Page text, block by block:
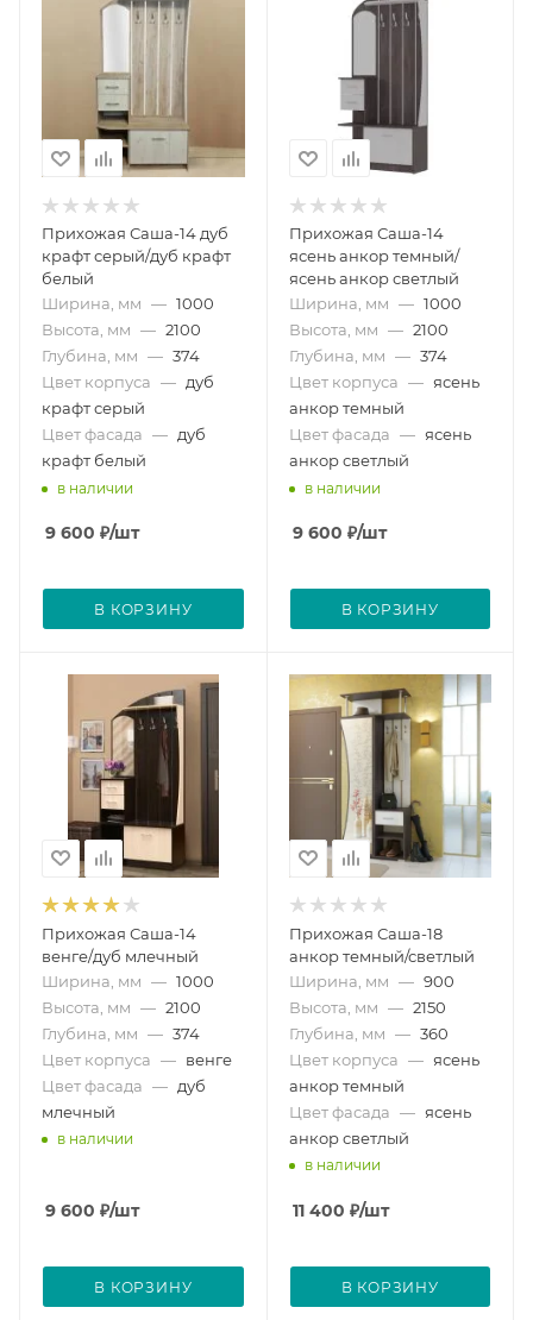
Прихожая Саша-14 дуб
крафт серый/дуб крафт
белый
Ширина, мм — 1000
Высота, мм — 2100
Глубина, мм — 374
Цвет корпуса — дуб
крафт серый
Цвет фасада — дуб
крафт белый
в наличии
9 600 ₽/шт
В КОРЗИНУ
Прихожая Саша-14
ясень анкор темный/
ясень анкор светлый
Ширина, мм — 1000
Высота, мм — 2100
Глубина, мм — 374
Цвет корпуса — ясень
анкор темный
Цвет фасада — ясень
анкор светлый
в наличии
9 600 ₽/шт
В КОРЗИНУ
Прихожая Саша-14
венге/дуб млечный
Ширина, мм — 1000
Высота, мм — 2100
Глубина, мм — 374
Цвет корпуса — венге
Цвет фасада — дуб
млечный
в наличии
9 600 ₽/шт
В КОРЗИНУ
Прихожая Саша-18
анкор темный/светлый
Ширина, мм — 900
Высота, мм — 2150
Глубина, мм — 360
Цвет корпуса — ясень
анкор темный
Цвет фасада — ясень
анкор светлый
в наличии
11 400 ₽/шт
В КОРЗИНУ